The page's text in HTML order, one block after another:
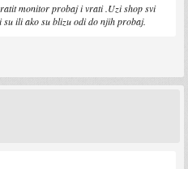
monitor probaj i vrati .Uzi shop svi
ili ako su blizu odi do njih probaj.